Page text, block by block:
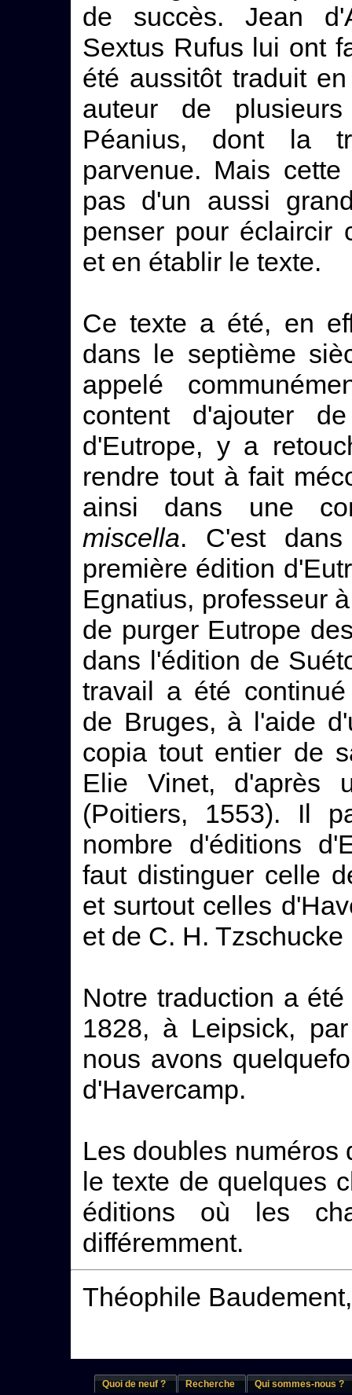
de succès. Jean
Sextus Rufus lui ont
été aussitôt traduit
auteur de
Péanius, dont la
parvenue. Mais
pas d'un aussi
penser pour éclaircir
et en établir le texte.
Ce texte a été, en
dans le septième
appelé
content d'ajouter
d'Eutrope, y a
rendre tout à fait
ainsi dans une
miscella. C'est
première édition
Egnatius, professeur
de purger Eutrope
dans l'édition de
travail a été
de Bruges, à l'aide
copia tout entier de
Elie Vinet, d'après
(Poitiers, 1553). Il
nombre d'éditions
faut distinguer celle
et surtout celles
et de C. H.
Notre traduction a
1828, à Leipsick,
nous avons
d'Havercamp.
Les doubles numéros
le texte de quelques
éditions où les
différemment.
Théophile
Quoi de neuf ? Recherche Qui sommes-nous ?